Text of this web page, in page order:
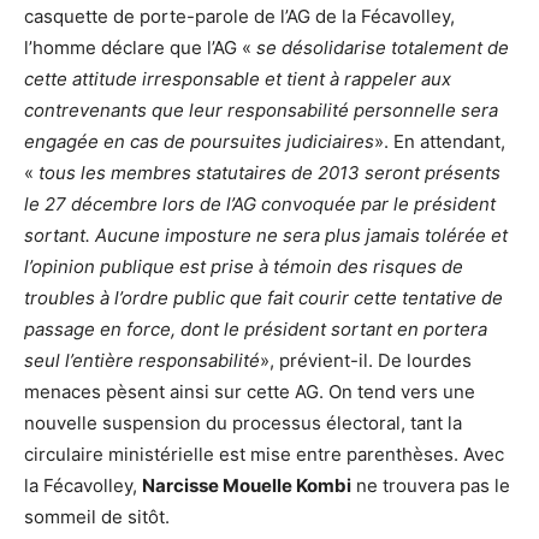
casquette de porte-parole de l’AG de la Fécavolley,
l’homme déclare que l’AG « se désolidarise totalement de
cette attitude irresponsable et tient à rappeler aux
contrevenants que leur responsabilité personnelle sera
engagée en cas de poursuites judiciaires». En attendant,
« tous les membres statutaires de 2013 seront présents
le 27 décembre lors de l’AG convoquée par le président
sortant. Aucune imposture ne sera plus jamais tolérée et
l’opinion publique est prise à témoin des risques de
troubles à l’ordre public que fait courir cette tentative de
passage en force, dont le président sortant en portera
seul l’entière responsabilité», prévient-il. De lourdes
menaces pèsent ainsi sur cette AG. On tend vers une
nouvelle suspension du processus électoral, tant la
circulaire ministérielle est mise entre parenthèses. Avec
la Fécavolley, Narcisse Mouelle Kombi ne trouvera pas le
sommeil de sitôt.